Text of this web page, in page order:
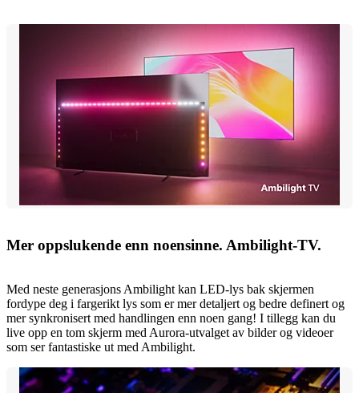
Mer oppslukende enn noensinne. Ambilight-TV.
Med neste generasjons Ambilight kan LED-lys bak skjermen
fordype deg i fargerikt lys som er mer detaljert og bedre definert og
mer synkronisert med handlingen enn noen gang! I tillegg kan du
live opp en tom skjerm med Aurora-utvalget av bilder og videoer
som ser fantastiske ut med Ambilight.